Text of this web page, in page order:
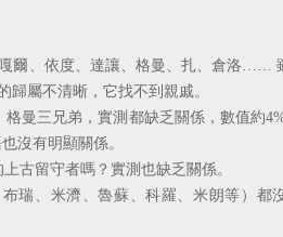
、依度、達讓、格曼、扎、倉洛……
歸屬不清晰，它找不到親戚。
三兄弟，實測都缺乏關係，數值約
沒有明顯關係。
留守者嗎？實測也缺乏關係。
、米濟、魯蘇、科羅、米朗等）都